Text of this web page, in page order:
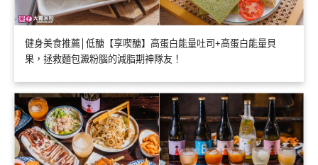
健身美食推薦│低醣【享喫醣】高蛋白能量吐司+高蛋白能量貝
果，拯救麵包澱粉腦的減脂期神隊友！